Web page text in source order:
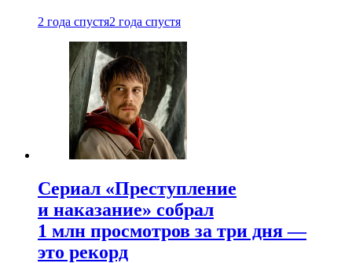
2 года спустя2 года спустя
Сериал «Преступление
и наказание» собрал
1 млн просмотров за три дня —
это рекорд